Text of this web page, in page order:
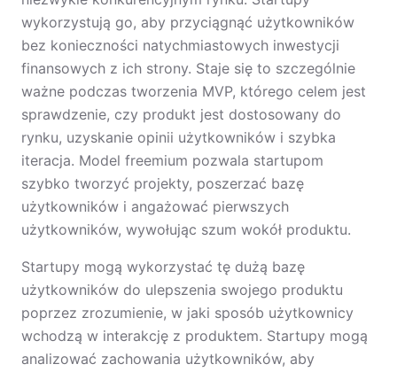
wykorzystują go, aby przyciągnąć użytkowników
bez konieczności natychmiastowych inwestycji
finansowych z ich strony. Staje się to szczególnie
ważne podczas tworzenia MVP, którego celem jest
sprawdzenie, czy produkt jest dostosowany do
rynku, uzyskanie opinii użytkowników i szybka
iteracja. Model freemium pozwala startupom
szybko tworzyć projekty, poszerzać bazę
użytkowników i angażować pierwszych
użytkowników, wywołując szum wokół produktu.
Startupy mogą wykorzystać tę dużą bazę
użytkowników do ulepszenia swojego produktu
poprzez zrozumienie, w jaki sposób użytkownicy
wchodzą w interakcję z produktem. Startupy mogą
analizować zachowania użytkowników, aby